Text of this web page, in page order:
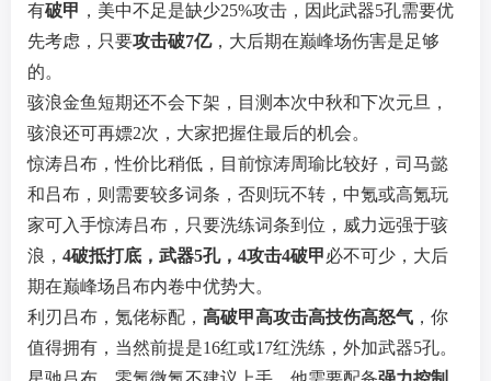
有破甲 ，美中不足是缺少25%攻击，因此武器5孔需要优
先考虑，只要攻击破7亿，大后期在巅峰场伤害是足够
的。
骇浪金鱼短期还不会下架，目测本次中秋和下次元旦，
骇浪还可再嫖2次，大家把握住最后的机会。
惊涛吕布，性价比稍低，目前惊涛周瑜比较好，司马懿
和吕布，则需要较多词条，否则玩不转，中氪或高氪玩
家可入手惊涛吕布，只要洗练词条到位，威力远强于骇
浪， 4破抵打底，武器5孔，4攻击4破甲必不可少，大后
期在巅峰场吕布内卷中优势大。
利刃吕布，氪佬标配， 高破甲高攻击高技伤高怒气 ，你
值得拥有，当然前提是16红或17红洗练，外加武器5孔。